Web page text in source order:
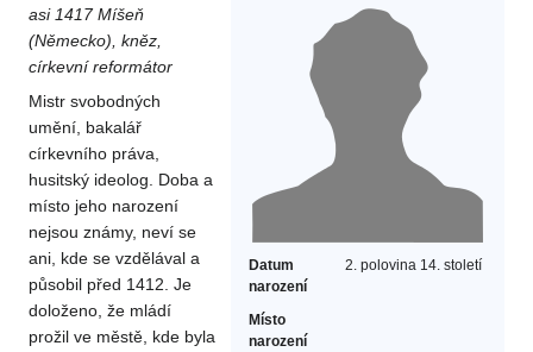
Datum
narození
2. polovina 14. století
Místo
narození
asi 1417 Míšeň
(Německo), kněz,
církevní reformátor
Mistr svobodných
umění, bakalář
církevního práva,
husitský ideolog. Doba a
místo jeho narození
nejsou známy, neví se
ani, kde se vzdělával a
působil před 1412. Je
doloženo, že mládí
prožil ve městě, kde byla